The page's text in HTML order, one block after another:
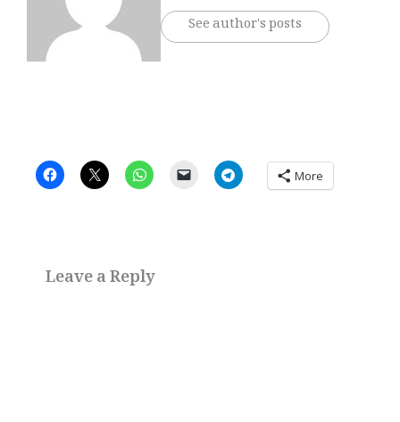
See author's posts
More
Leave a Reply